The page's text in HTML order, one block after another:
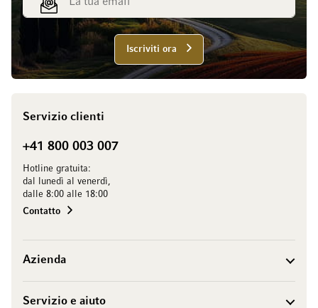
Iscriviti ora
Servizio clienti
+41 800 003 007
Hotline gratuita:
dal lunedì al venerdì,
dalle 8:00 alle 18:00
Contatto
Azienda
Servizio e aiuto